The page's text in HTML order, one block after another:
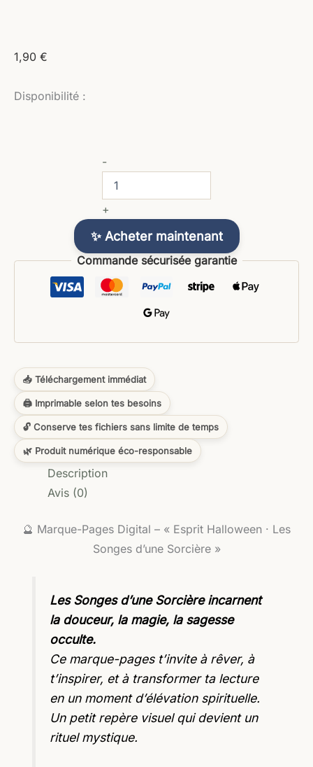
1,90 €
Disponibilité :
-
+
✨ Acheter maintenant
Commande sécurisée garantie
📥 Téléchargement immédiat
🖨️ Imprimable selon tes besoins
🔓 Conserve tes fichiers sans limite de temps
🌿 Produit numérique éco-responsable
Description
Avis (0)
🔮 Marque-Pages Digital – « Esprit Halloween · Les
Songes d’une Sorcière »
Les Songes d’une Sorcière incarnent
la douceur, la magie, la sagesse
occulte.
Ce marque-pages t’invite à rêver, à
t’inspirer, et à transformer ta lecture
en un moment d’élévation spirituelle.
Un petit repère visuel qui devient un
rituel mystique.